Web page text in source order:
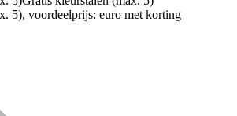
5), voordeelprijs: euro met korting